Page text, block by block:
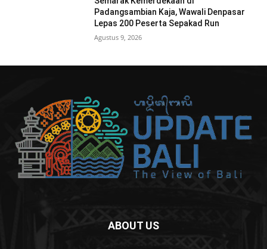
Padangsambian Kaja, Wawali Denpasar
Lepas 200 Peserta Sepakad Run
Agustus 9, 2026
ABOUT US